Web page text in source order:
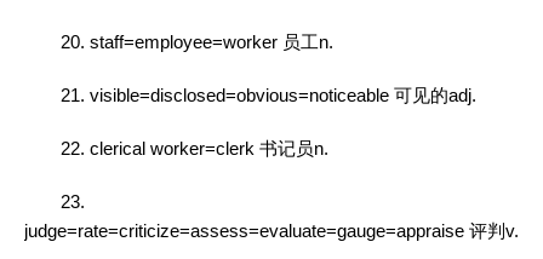
20. staff=employee=worker 员工n.
21. visible=disclosed=obvious=noticeable 可见的adj.
22. clerical worker=clerk 书记员n.
23.
judge=rate=criticize=assess=evaluate=gauge=appraise 评判v.